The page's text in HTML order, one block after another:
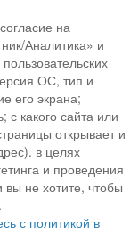
на
Аналитика» и
ОС, тип и
его экрана;
с какого сайта или
открывает и
в целях
и проведения
вы не хотите, чтобы
с политикой в